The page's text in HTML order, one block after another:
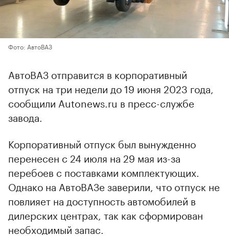
Фото: АвтоВАЗ
АвтоВАЗ отправится в корпоративный
отпуск на три недели до 19 июня 2023 года,
сообщили Autonews.ru в пресс-службе
завода.
Корпоративный отпуск был вынужденно
перенесен с 24 июля на 29 мая из-за
перебоев с поставками комплектующих.
Однако на АвтоВАЗе заверили, что отпуск не
повлияет на доступность автомобилей в
дилерских центрах, так как сформирован
необходимый запас.